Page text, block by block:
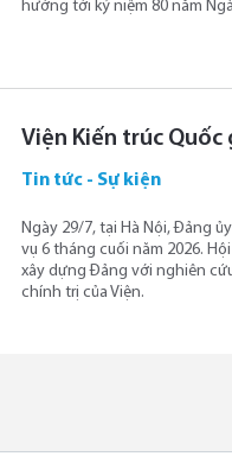
hướng tới kỷ niệm 80 năm
Viện Kiến trúc
Tin tức - Sự kiện
Ngày 29/7, tại Hà Nội, Đảng
vụ 6 tháng cuối năm 2026.
xây dựng Đảng với nghiên
chính trị của Viện.